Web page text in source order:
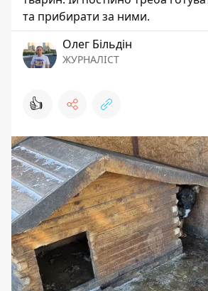
та прибирати за ними.
Олег Більдін
ЖУРНАЛІСТ
👍